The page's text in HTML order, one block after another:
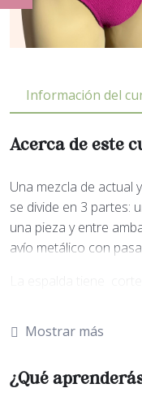
Información del
Acerca de este
Una mezcla de actual
se divide en 3 partes:
una pieza y entre
avío metálico con
Tiene breteles de uso
Está disponible en 7
Mostrar más
¿Qué